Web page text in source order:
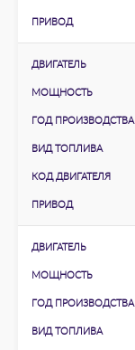
ПРИВОД
ДВИГАТЕЛЬ
МОЩНОСТЬ
ГОД ПРОИЗВОДСТВА
ВИД ТОПЛИВА
КОД ДВИГАТЕЛЯ
ПРИВОД
ДВИГАТЕЛЬ
МОЩНОСТЬ
ГОД ПРОИЗВОДСТВА
ВИД ТОПЛИВА